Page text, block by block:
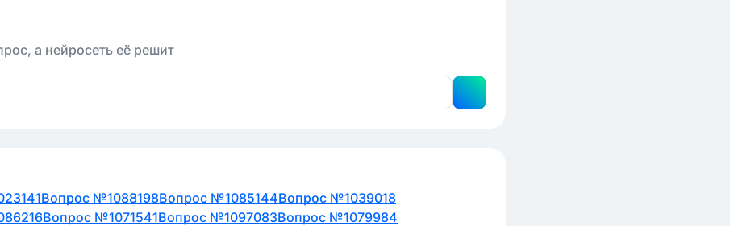
а нейросеть её решит
Вопрос №1088198Вопрос №1085144Вопрос №1039018
Вопрос №1071541Вопрос №1097083Вопрос №1079984